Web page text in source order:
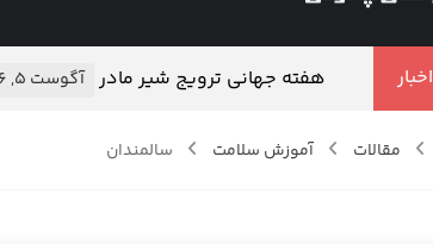
اخبار هفته جهانی ترویج شیر مادر آگوست ۵, ۲۰۲۶
مقالات آموزش سلامت سالمندان